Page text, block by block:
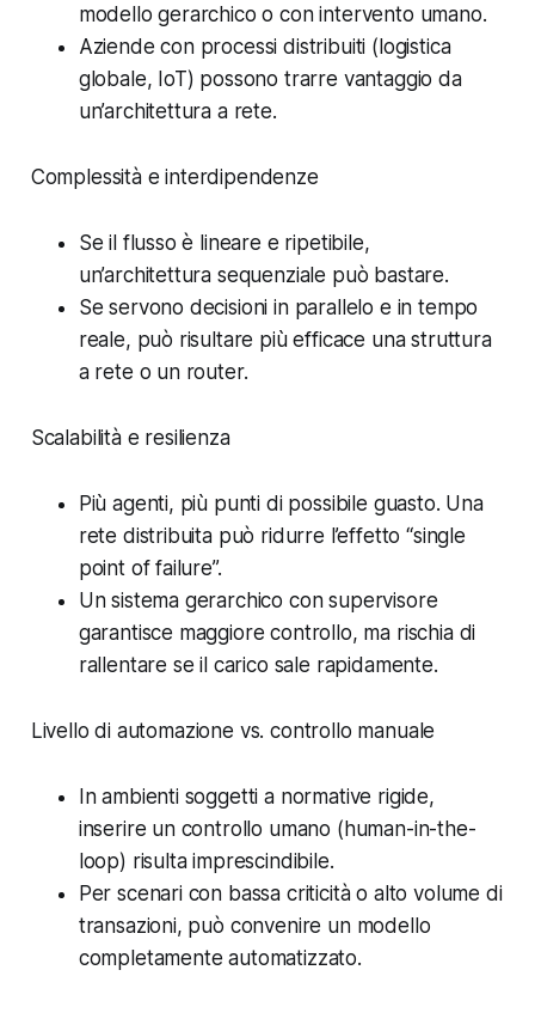
modello gerarchico o con intervento umano.
Aziende con processi distribuiti (logistica
globale, IoT) possono trarre vantaggio da
un’architettura a rete.
Complessità e interdipendenze
Se il flusso è lineare e ripetibile,
un’architettura sequenziale può bastare.
Se servono decisioni in parallelo e in tempo
reale, può risultare più efficace una struttura
a rete o un router.
Scalabilità e resilienza
Più agenti, più punti di possibile guasto. Una
rete distribuita può ridurre l’effetto “single
point of failure”.
Un sistema gerarchico con supervisore
garantisce maggiore controllo, ma rischia di
rallentare se il carico sale rapidamente.
Livello di automazione vs. controllo manuale
In ambienti soggetti a normative rigide,
inserire un controllo umano (human-in-the-
loop) risulta imprescindibile.
Per scenari con bassa criticità o alto volume di
transazioni, può convenire un modello
completamente automatizzato.